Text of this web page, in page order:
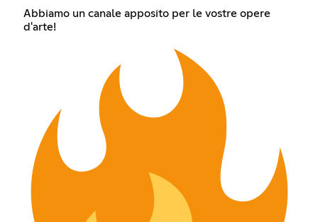
Abbiamo un canale apposito per le vostre opere
d'arte!